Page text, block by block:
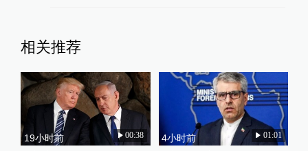
相关推荐
19小时前 00:38 4小时前 01:01